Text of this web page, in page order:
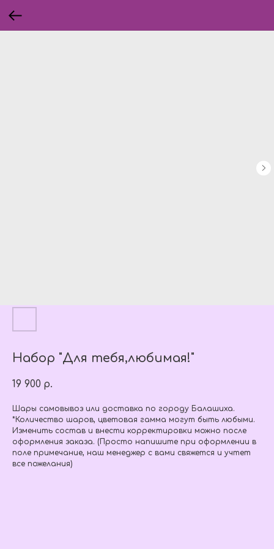
Набор "Для тебя,любимая!"
19 900 р.
Шары самовывоз или доставка по городу Балашиха.
*Количество шаров, цветовая гамма могут быть любыми.
Изменить состав и внести корректировки можно после
оформления заказа. (Просто напишите при оформлении в
поле примечание, наш менеджер с вами свяжется и учтет
все пожелания)